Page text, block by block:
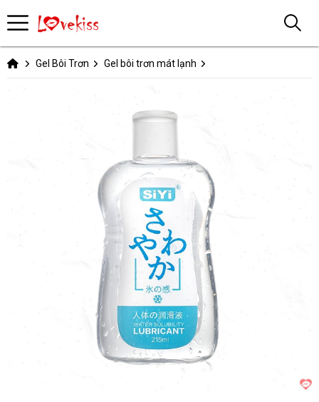
Gel Bôi Trơn Gel bôi trơn mát lạnh